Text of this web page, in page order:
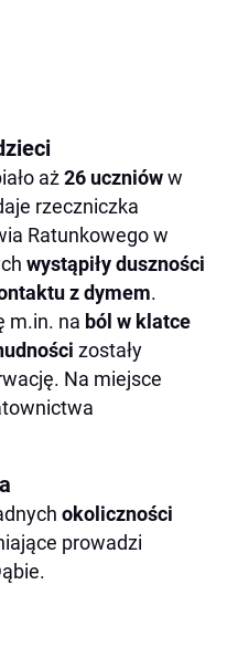
aż26 ucznióww
rzeczniczka
Ratunkowego w
wystąpiły duszności
zdymem.
m.in. na ból w klatce
zostały
Na miejsce
okoliczności
prowadzi